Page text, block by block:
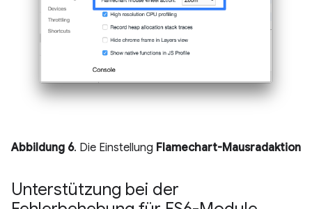
Abbildung 6. Die Einstellung Flamechart-Mausradaktion
Unterstützung bei der